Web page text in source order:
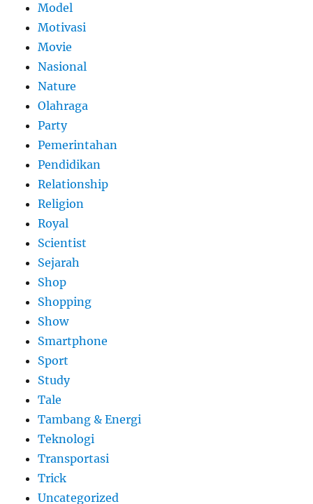
Model
Motivasi
Movie
Nasional
Nature
Olahraga
Party
Pemerintahan
Pendidikan
Relationship
Religion
Royal
Scientist
Sejarah
Shop
Shopping
Show
Smartphone
Sport
Study
Tale
Tambang & Energi
Teknologi
Transportasi
Trick
Uncategorized